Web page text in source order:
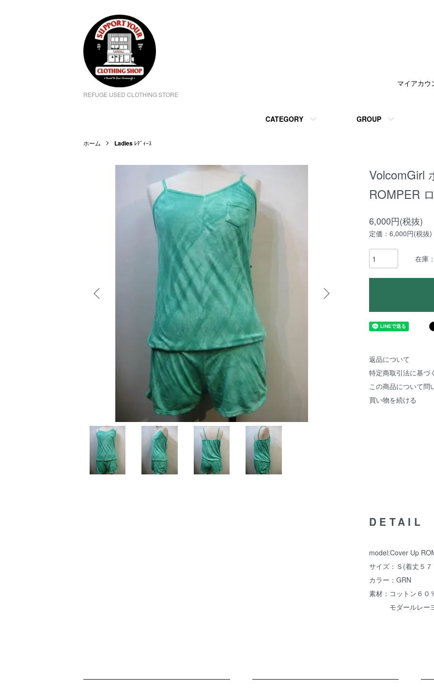
REFUGE USED CLOTHING STORE
CATEGORY GROUP
マイアカウ
ホーム Ladies ﾚﾃﾞｨｰｽ
VolcomGirl
ROMPER
6,000円(税抜)
定価：6,000円(税抜)
在庫
返品について
特定商取引法に基づ
この商品について問
買い物を続ける
DETAIL
model:Cover Up
サイズ：Ｓ(着丈５
カラー：GRN
素材：コットン６０
モダールレーヨ